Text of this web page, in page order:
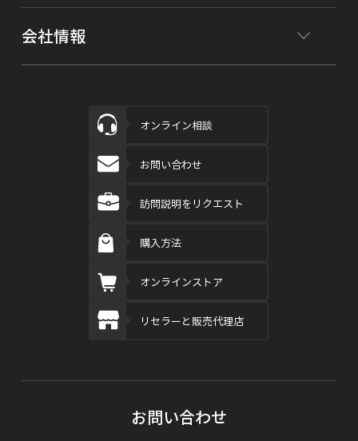
会社情報
オンライン相談
お問い合わせ
訪問説明をリクエスト
購入方法
オンラインストア
リセラーと販売代理店
お問い合わせ